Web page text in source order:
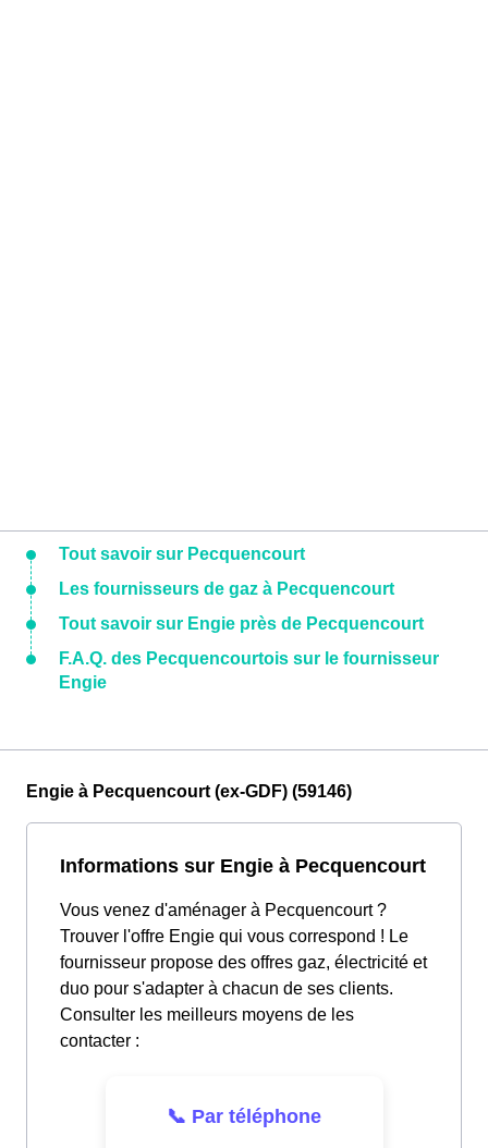
Tout savoir sur Pecquencourt
Les fournisseurs de gaz à Pecquencourt
Tout savoir sur Engie près de Pecquencourt
F.A.Q. des Pecquencourtois sur le fournisseur
Engie
Engie à Pecquencourt (ex-GDF) (59146)
Informations sur Engie à Pecquencourt
Vous venez d'aménager à Pecquencourt ?
Trouver l'offre Engie qui vous correspond ! Le
fournisseur propose des offres gaz, électricité et
duo pour s'adapter à chacun de ses clients.
Consulter les meilleurs moyens de les
contacter :
📞 Par téléphone